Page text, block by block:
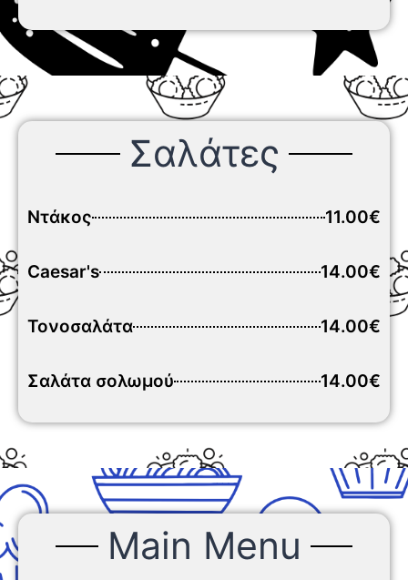
Σαλάτες
Ντάκος 11.00€
Caesar's 14.00€
Τονοσαλάτα 14.00€
Σαλάτα σολωμού 14.00€
Main Menu